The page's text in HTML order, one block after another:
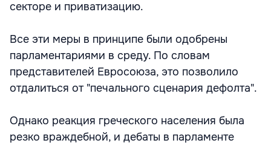
секторе и приватизацию.
Все эти меры в принципе были одобрены
парламентариями в среду. По словам
представителей Евросоюза, это позволило
отдалиться от "печального сценария дефолта".
Однако реакция греческого населения была
резко враждебной, и дебаты в парламенте